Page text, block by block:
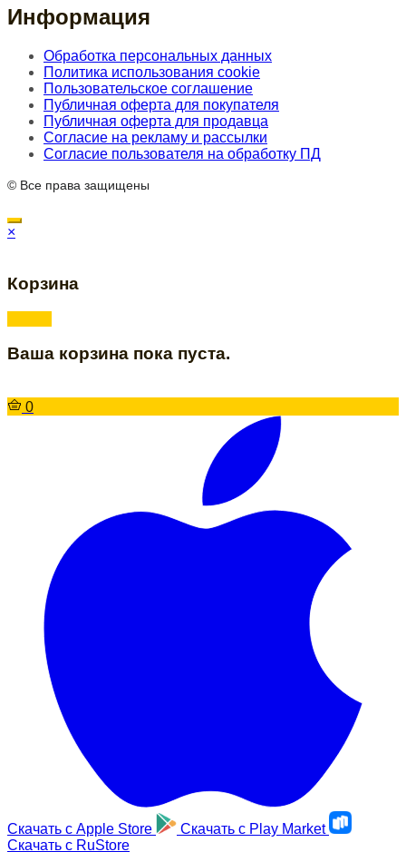
Информация
Обработка персональных данных
Политика использования cookie
Пользовательское соглашение
Публичная оферта для покупателя
Публичная оферта для продавца
Согласие на рекламу и рассылки
Согласие пользователя на обработку ПД
© Все права защищены
×
Корзина
Ваша корзина пока пуста.
0
Скачать с Apple Store Скачать с Play Market
Скачать с RuStore